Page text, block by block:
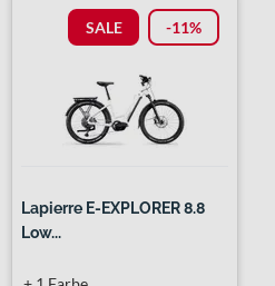
SALE -11%
Lapierre E-EXPLORER 8.8
Low...